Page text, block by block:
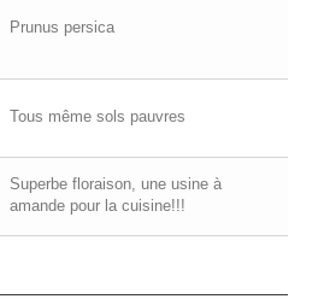
Prunus persica
Tous même sols pauvres
Superbe floraison, une usine à
amande pour la cuisine!!!